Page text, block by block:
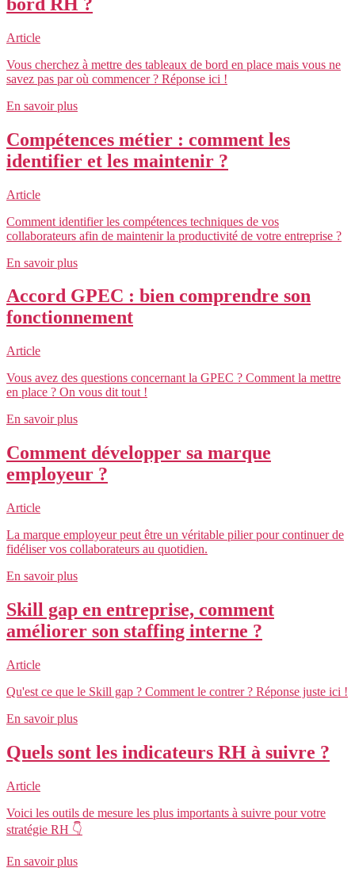
Article
Vous cherchez à mettre des tableaux de bord en place mais vous ne
savez pas par où commencer ? Réponse ici !
En savoir plus
Compétences métier : comment les
identifier et les maintenir ?
Article
Comment identifier les compétences techniques de vos
collaborateurs afin de maintenir la productivité de votre entreprise ?
En savoir plus
Accord GPEC : bien comprendre son
fonctionnement
Article
Vous avez des questions concernant la GPEC ? Comment la mettre
en place ? On vous dit tout !
En savoir plus
Comment développer sa marque
employeur ?
Article
La marque employeur peut être un véritable pilier pour continuer de
fidéliser vos collaborateurs au quotidien.
En savoir plus
Skill gap en entreprise, comment
améliorer son staffing interne ?
Article
Qu'est ce que le Skill gap ? Comment le contrer ? Réponse juste ici !
En savoir plus
Quels sont les indicateurs RH à suivre ?
Article
Voici les outils de mesure les plus importants à suivre pour votre
stratégie RH 👇
En savoir plus